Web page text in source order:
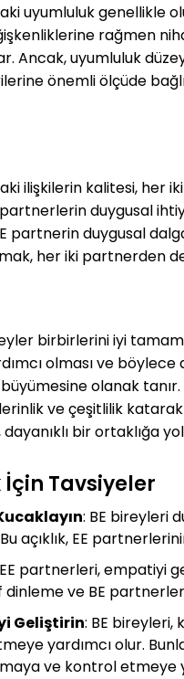
uyumluluk
rağmen
Ancak, uyumluluk
önemli ölçüde
ilişkilerin kalitesi,
duygusal
partnerin duygusal
her iki partnerden
birbirlerini iyi
olması ve
olanak
ve çeşitlilik
bir ortaklığa
Tavsiyeler
: BE bireyleri
açıklık, EE
partnerleri, empatiyi
dinleme ve BE
Geliştirin: BE
yardımcı olur.
ve kontrol etmeye